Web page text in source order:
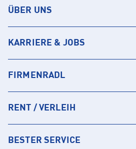
ÜBER UNS
KARRIERE & JOBS
FIRMENRADL
RENT / VERLEIH
BESTER SERVICE